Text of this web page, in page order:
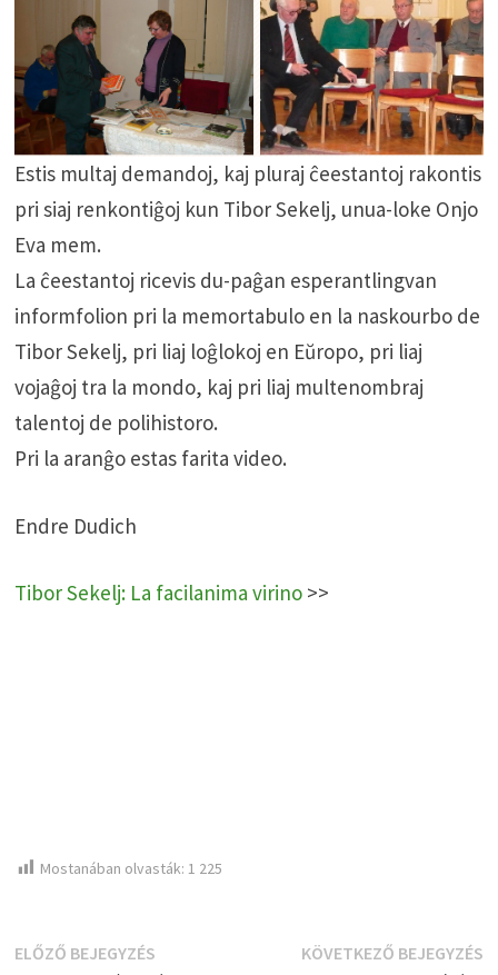
Estis multaj demandoj, kaj pluraj ĉeestantoj rakontis
pri siaj renkontiĝoj kun Tibor Sekelj, unua-loke Onjo
Eva mem.
La ĉeestantoj ricevis du-paĝan esperantlingvan
informfolion pri la memortabulo en la naskourbo de
Tibor Sekelj, pri liaj loĝlokoj en Eŭropo, pri liaj
vojaĝoj tra la mondo, kaj pri liaj multenombraj
talentoj de polihistoro.
Pri la aranĝo estas farita video.
Endre Dudich
Tibor Sekelj: La facilanima virino>>
Mostanában olvasták: 1 225
Bejegyzés
ELŐZŐ BEJEGYZÉSElőző
KÖVETKEZŐ BEJEGYZÉS